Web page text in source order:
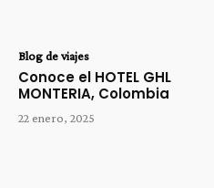
Blog de viajes
Conoce el HOTEL GHL
MONTERIA, Colombia
22 enero, 2025